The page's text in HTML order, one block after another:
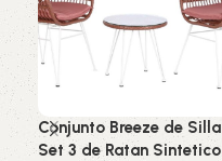
Conjunto Breeze de Silla
Set 3 de Ratan Sintetico